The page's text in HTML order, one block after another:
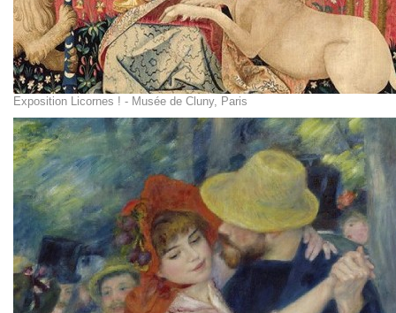
Exposition Licornes ! - Musée de Cluny, Paris